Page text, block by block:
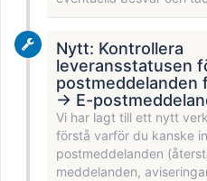
Nytt: Kontrollera
leveransstatusen
postmeddelanden
→ E-
Vi har lagt till ett nytt
förstå varför du kanske
postmeddelanden
meddelanden,